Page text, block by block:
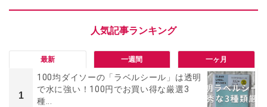
最新 一週間 一ヶ月
1
100均ダイソーの「ラベルシール」は透明
で水に強い！100円でお買い得な厳選3
種...